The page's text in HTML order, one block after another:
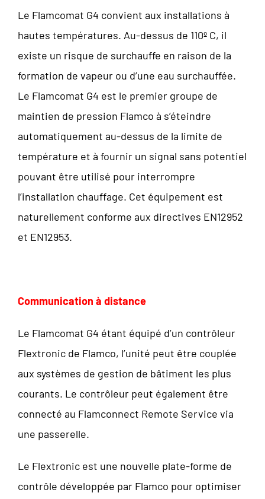
Le Flamcomat G4 convient aux installations à
hautes températures. Au-dessus de 110º C, il
existe un risque de surchauffe en raison de la
formation de vapeur ou d’une eau surchauffée.
Le Flamcomat G4 est le premier groupe de
maintien de pression Flamco à s’éteindre
automatiquement au-dessus de la limite de
température et à fournir un signal sans potentiel
pouvant être utilisé pour interrompre
l’installation chauffage. Cet équipement est
naturellement conforme aux directives EN12952
et EN12953.
Communication à distance
Le Flamcomat G4 étant équipé d’un contrôleur
Flextronic de Flamco, l’unité peut être couplée
aux systèmes de gestion de bâtiment les plus
courants. Le contrôleur peut également être
connecté au Flamconnect Remote Service via
une passerelle.
Le Flextronic est une nouvelle plate-forme de
contrôle développée par Flamco pour optimiser